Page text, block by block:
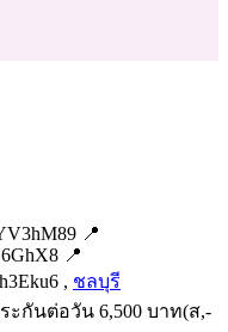
📍
📍
, ชลบุรี
ะกันต่อวัน 6,500 บาท(ส,-